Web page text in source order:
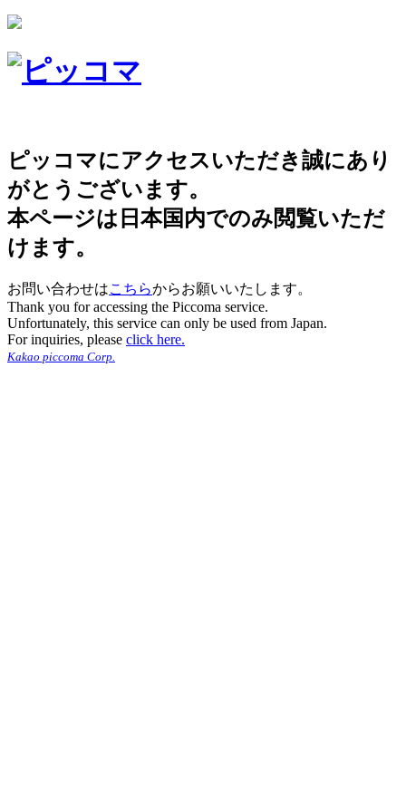
ピッコマにアクセスいただき誠にあり
がとうございます。
本ページは日本国内でのみ閲覧いただ
けます。
お問い合わせはこちらからお願いいたします。
Thank you for accessing the Piccoma service.
Unfortunately, this service can only be used from Japan.
For inquiries, please click here.
Kakao piccoma Corp.